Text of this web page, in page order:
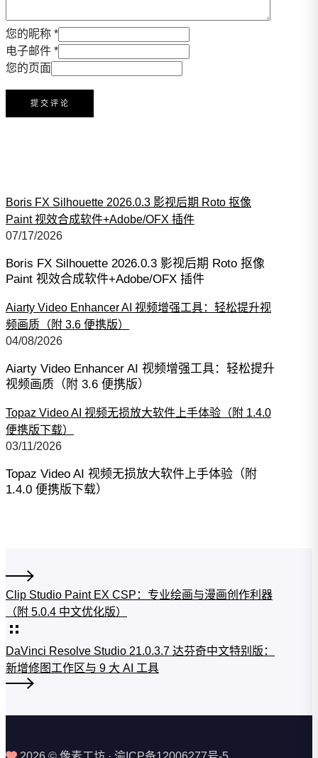
您的昵称 *
电子邮件 *
您的页面
Boris FX Silhouette 2026.0.3 影视后期 Roto 抠像
Paint 视效合成软件+Adobe/OFX 插件
07/17/2026
Boris FX Silhouette 2026.0.3 影视后期 Roto 抠像
Paint 视效合成软件+Adobe/OFX 插件
Aiarty Video Enhancer AI 视频增强工具：轻松提升视
频画质（附 3.6 便携版）
04/08/2026
Aiarty Video Enhancer AI 视频增强工具：轻松提升
视频画质（附 3.6 便携版）
Topaz Video AI 视频无损放大软件上手体验（附 1.4.0
便携版下载）
03/11/2026
Topaz Video AI 视频无损放大软件上手体验（附
1.4.0 便携版下载）
Clip Studio Paint EX CSP：专业绘画与漫画创作利器
（附 5.0.4 中文优化版）
DaVinci Resolve Studio 21.0.3.7 达芬奇中文特别版：
新增修图工作区与 9 大 AI 工具